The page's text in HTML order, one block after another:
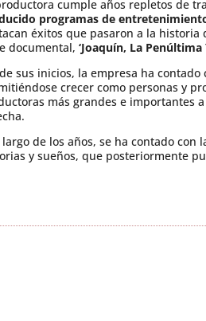
cumple años repletos de
programas de
éxitos que pasaron a la historia
documental, ‘Joaquín, La Penúltima
sus inicios, la empresa ha
crecer como personas y
más grandes e importantes
largo de los años, se ha contado
y sueños, que posteriormente